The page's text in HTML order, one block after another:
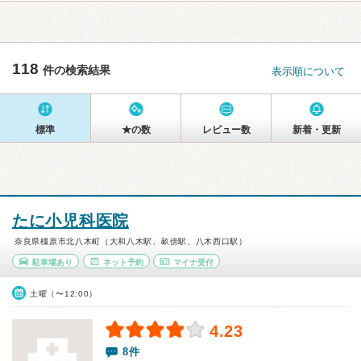
118 件の検索結果 表示順について
標準 ★の数 レビュー数 新着・更新
たに小児科医院
奈良県橿原市北八木町（大和八木駅、畝傍駅、八木西口駅）
駐車場あり ネット予約 マイナ受付
土曜（〜12:00）
4.23
8件